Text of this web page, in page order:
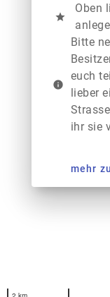
star
Oben
info
Bitte
euch
lieber
ihr sie
mehr